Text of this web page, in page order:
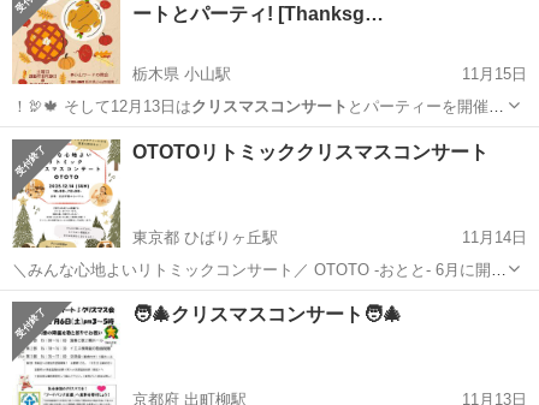
クリスマスコンサートートとパーティ! [Thanksg…
栃木県 小山駅
11月15日
！🦃🍁 そして12月13日はクリスマスコンサート とパーティーを開催し
ます！🎻🎄…
栃木 小山市 パーティー クリスマスコンサート
OTOTOリトミッククリスマスコンサート
東京都 ひばりヶ丘駅
11月14日
＼みんな心地よいリトミックコンサート／ OTOTO -おとと- 6月に開催
して大好評だったリトミックイベントが、この冬“クリスマスリトミッ
クコンサート”として帰ってきます🎄 音楽にあわせて体を動かしたり、
ふれあ...
東京 東久留米市 ひばりヶ丘駅 コンサート/ショー
クリスマスコンサート
🧑‍🎄クリスマスコンサート🧑‍🎄
京都府 出町柳駅 11月13日